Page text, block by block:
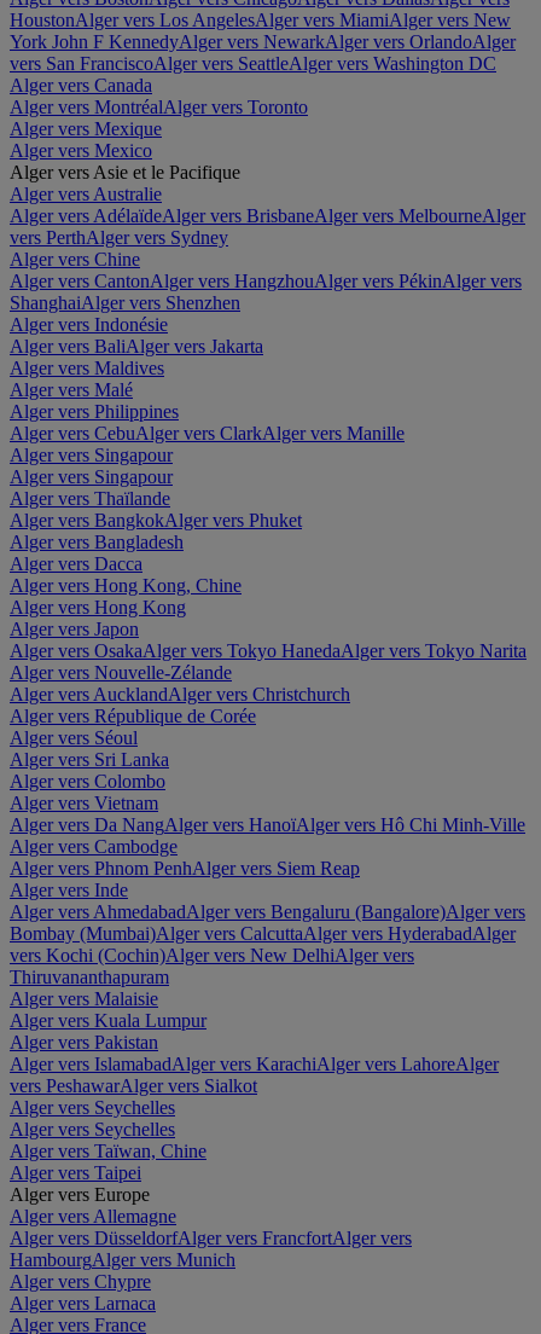
HoustonAlger vers Los AngelesAlger vers MiamiAlger vers New
York John F KennedyAlger vers NewarkAlger vers OrlandoAlger
vers San FranciscoAlger vers SeattleAlger vers Washington DC
Alger vers Canada
Alger vers MontréalAlger vers Toronto
Alger vers Mexique
Alger vers Mexico
Alger vers Asie et le Pacifique
Alger vers Australie
Alger vers AdélaïdeAlger vers BrisbaneAlger vers MelbourneAlger
vers PerthAlger vers Sydney
Alger vers Chine
Alger vers CantonAlger vers HangzhouAlger vers PékinAlger vers
ShanghaiAlger vers Shenzhen
Alger vers Indonésie
Alger vers BaliAlger vers Jakarta
Alger vers Maldives
Alger vers Malé
Alger vers Philippines
Alger vers CebuAlger vers ClarkAlger vers Manille
Alger vers Singapour
Alger vers Singapour
Alger vers Thaïlande
Alger vers BangkokAlger vers Phuket
Alger vers Bangladesh
Alger vers Dacca
Alger vers Hong Kong, Chine
Alger vers Hong Kong
Alger vers Japon
Alger vers OsakaAlger vers Tokyo HanedaAlger vers Tokyo Narita
Alger vers Nouvelle-Zélande
Alger vers AucklandAlger vers Christchurch
Alger vers République de Corée
Alger vers Séoul
Alger vers Sri Lanka
Alger vers Colombo
Alger vers Vietnam
Alger vers Da NangAlger vers HanoïAlger vers Hô Chi Minh-Ville
Alger vers Cambodge
Alger vers Phnom PenhAlger vers Siem Reap
Alger vers Inde
Alger vers AhmedabadAlger vers Bengaluru (Bangalore)Alger vers
Bombay (Mumbai)Alger vers CalcuttaAlger vers HyderabadAlger
vers Kochi (Cochin)Alger vers New DelhiAlger vers
Thiruvananthapuram
Alger vers Malaisie
Alger vers Kuala Lumpur
Alger vers Pakistan
Alger vers IslamabadAlger vers KarachiAlger vers LahoreAlger
vers PeshawarAlger vers Sialkot
Alger vers Seychelles
Alger vers Seychelles
Alger vers Taïwan, Chine
Alger vers Taipei
Alger vers Europe
Alger vers Allemagne
Alger vers DüsseldorfAlger vers FrancfortAlger vers
HambourgAlger vers Munich
Alger vers Chypre
Alger vers Larnaca
Alger vers France